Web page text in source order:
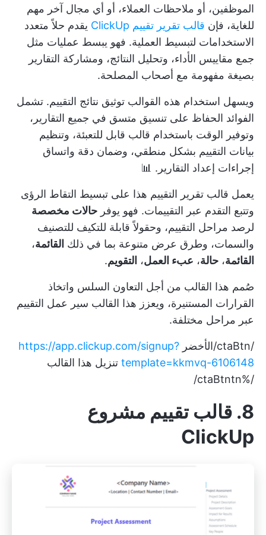
الموظفين، أو ملاحظات العملاء، أو أي مجال آخر مهم
للغاية، فإن قالب تقرير تقييم ClickUp
يقدم حلاً متعدد
الاستخدامات لتبسيط العملية. فهو يبسط عمليات مثل
جمع مقاييس الأداء، وتحليل النتائج، ومشاركة التقارير
بصيغة مفهومة مع أصحاب المصلحة.
ويسهل استخدام هذه القوالب توثيق نتائج التقييم. تشمل
الفوائد الحفاظ على تنسيق متسق في جميع التقارير،
وتوفير الوقت باستخدام قالب قابل للتعبئة، وتنظيم
بيانات التقييم بشكل منطقي، وضمان دقة واتساق
إجراءات إعداد التقارير. 📊
يعمل قالب تقرير التقييم هذا على تبسيط التقاط الرؤى
وتتبع التقدم عبر التقييمات. فهو يوفر حالات مخصصة
لرصد مراحل التقييم، وحقولاً قابلة للتكيف للتصنيف
والسمات، وطرق عرض متنوعة بما في ذلك القائمة،
القائمة، حالة، عبء العمل، التقويم.
صُمم هذا القالب من أجل التعاون السلس واتخاذ
القرارات المستنيرة، ويعزز هذا القالب سير عمل التقييم
عبر مراحل مختلفة.
/ctaBtn/الأخضر
https://app.clickup.com/signup?
template=kkmvq-6106148 تنزيل هذا القالب
/%ctaBtntn/
8. قالب تقييم مشروع
ClickUp